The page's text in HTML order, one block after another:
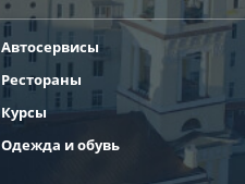
Автосервисы
Рестораны
Курсы
Одежда и обувь